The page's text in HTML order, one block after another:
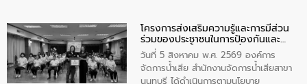
วัดสิงห์ จังหวัดชัยนาท โดยมีนายแสงชัย
สุขชื่น นายกเทศมนตรีตำบลวัดสิงห์ คณะผู้
บริหารเทศบาลตำบลวัดสิงห์ ผู้นำชุมชน และ
ประชาชนในพื้นที่เทศบาลตำบลวัดสิงก์ที่มี
ส่วนได้ส่วนเสียในโครงก่อสร้างศูนย์บริหาร
โครงการส่งเสริมความรู้และการมีส่วน
ร่วมของประชาชนในการป้องกันและ
แก้ไขปัญหาน้ำเสียอย่างยั่งยืน
วันที่ 5 สิงหาคม พ.ศ. 2569 องค์การ
จัดการน้ำเสีย สำนักงานจัดการน้ำเสียสาขา
นนทบุรี ได้ดำเนินการตามนโยบาย